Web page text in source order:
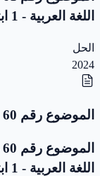
اللغة العربية - 1 ابتدائي
الحل
2024
الموضوع رقم 60
اللغة العربية - 1 ابتدائي